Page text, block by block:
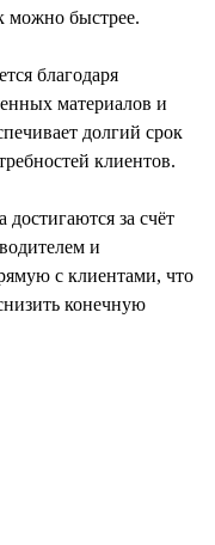
можно быстрее.
благодаря
материалов и
долгий срок
клиентов.
за счёт
и
с клиентами, что
конечную